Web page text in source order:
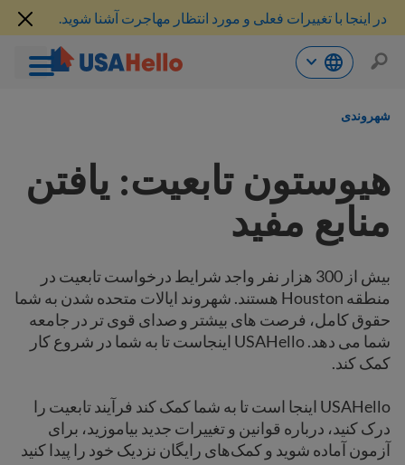
در اینجا با تغییرات فعلی و مورد انتظار مهاجرت آشنا شوید.
شهروندی
هیوستون تابعیت: یافتن
منابع مفید
بیش از 300 هزار نفر واجد شرایط درخواست تابعیت در
منطقه Houston هستند. شهروند ایالات متحده شدن به شما
حقوق کامل، فرصت های بیشتر و صدای قوی تر در جامعه
شما می دهد. USAHello اینجاست تا به شما در شروع کار
کمک کند.
USAHello اینجا است تا به شما کمک کند فرآیند تابعیت را
درک کنید، درباره قوانین و تغییرات جدید بیاموزید، برای
آزمون آماده شوید و کمک‌های رایگان نزدیک خود را پیدا کنید